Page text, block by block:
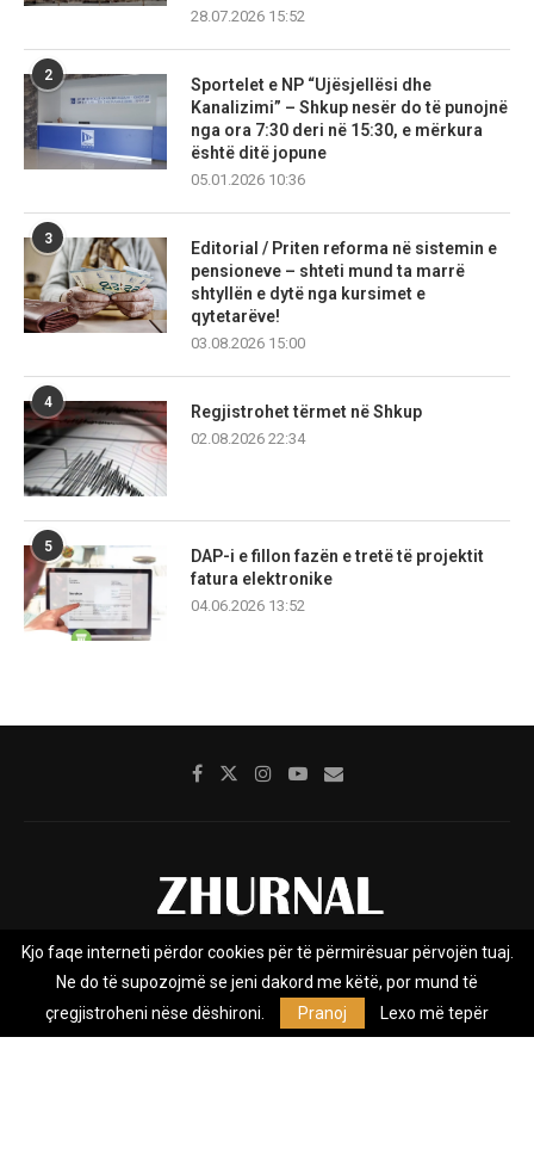
28.07.2026 15:52
2
Sportelet e NP “Ujësjellësi dhe
Kanalizimi” – Shkup nesër do të punojnë
nga ora 7:30 deri në 15:30, e mërkura
është ditë jopune
05.01.2026 10:36
3
Editorial / Priten reforma në sistemin e
pensioneve – shteti mund ta marrë
shtyllën e dytë nga kursimet e
qytetarëve!
03.08.2026 15:00
4
Regjistrohet tërmet në Shkup
02.08.2026 22:34
5
DAP-i e fillon fazën e tretë të projektit
fatura elektronike
04.06.2026 13:52
Rreth nesh Impresumi Marketing
Kontakt
Privacy Policy
Zhurnal.mk është Agjenci e Lajmeve e pavarur, e themeluar në vitin
Kjo faqe interneti përdor cookies për të përmirësuar përvojën tuaj.
Ne do të supozojmë se jeni dakord me këtë, por mund të
çregjistroheni nëse dëshironi.
Pranoj Lexo më tepër